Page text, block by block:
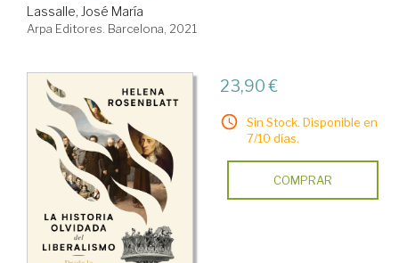
Lassalle, José María
Arpa Editores. Barcelona, 2021
23,90 €
Sin Stock. Disponible en
7/10 días.
COMPRAR